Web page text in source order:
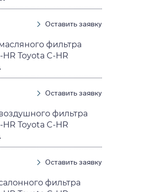
Оставить заявку
фильтра
HR Toyota C-HR
Оставить заявку
фильтра
HR Toyota C-HR
Оставить заявку
фильтра